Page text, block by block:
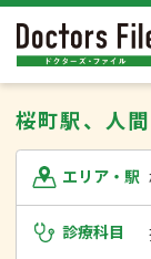
桜町駅、人
エリア・駅
診療科目